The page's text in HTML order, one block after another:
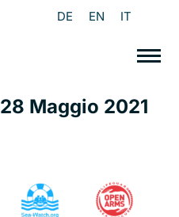
DE EN IT
28 Maggio 2021